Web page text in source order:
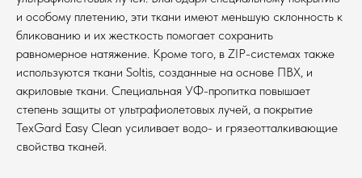
и особому плетению, эти ткани имеют меньшую склонность к
бликованию и их жесткость помогает сохранить
равномерное натяжение. Кроме того, в ZIP-системах также
используются ткани Soltis, созданные на основе ПВХ, и
акриловые ткани. Специальная УФ-пропитка повышает
степень защиты от ультрафиолетовых лучей, а покрытие
TexGard Easy Clean усиливает водо- и грязеотталкивающие
свойства тканей.